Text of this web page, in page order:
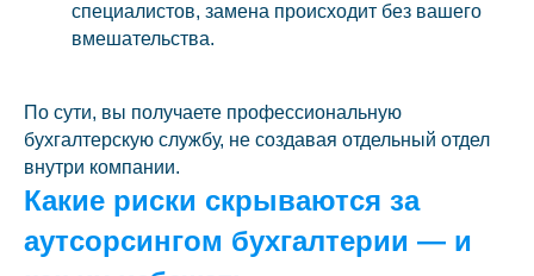
специалистов, замена происходит без вашего
вмешательства.
По сути, вы получаете профессиональную
бухгалтерскую службу, не создавая отдельный отдел
внутри компании.
Какие риски скрываются за
аутсорсингом бухгалтерии — и